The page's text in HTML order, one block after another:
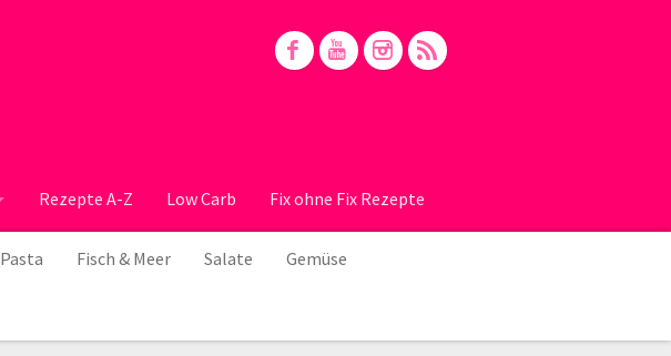
Rezepte A-Z Low Carb Fix ohne Fix Rezepte
Pasta Fisch & Meer Salate Gemüse